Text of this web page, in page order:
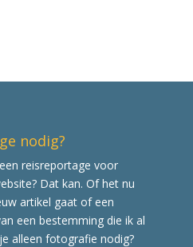
nodig?
reisreportage voor
Dat kan. Of het nu
artikel gaat of een
een bestemming die ik al
alleen fotografie nodig?